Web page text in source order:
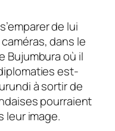
de lui
dans le
Bujumbura où il
est-
à sortir de
pourraient
leur image.